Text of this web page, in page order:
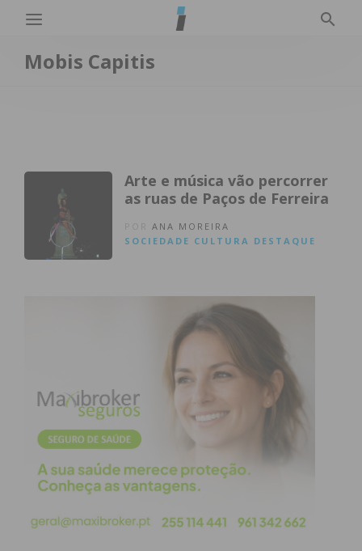
Mobis Capitis
Arte e música vão percorrer
as ruas de Paços de Ferreira
PORANA MOREIRA
SOCIEDADE CULTURA DESTAQUE